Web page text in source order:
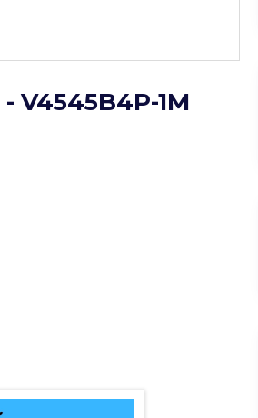
- V4545B4P-1M